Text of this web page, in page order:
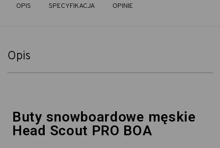
OPIS SPECYFIKACJA OPINIE
Opis
Buty snowboardowe męskie
Head Scout PRO BOA